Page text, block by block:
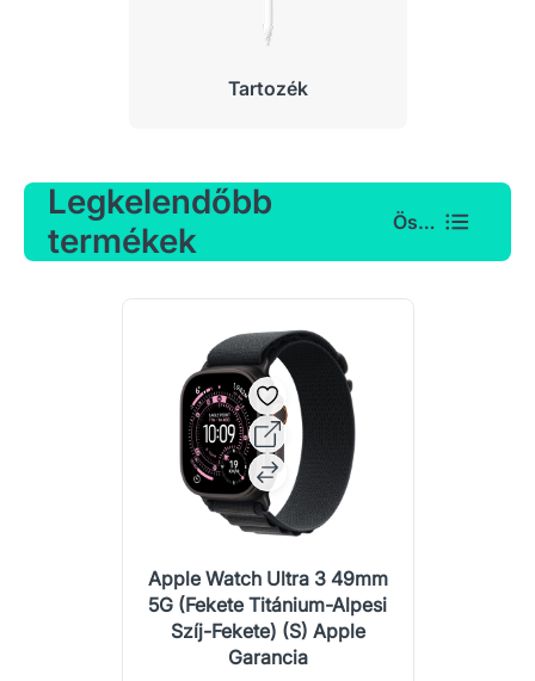
Tartozék
Legkelendőbb
termékek
Összes
Apple Watch Ultra 3 49mm
5G (Fekete Titánium-Alpesi
Szíj-Fekete) (S) Apple
Garancia